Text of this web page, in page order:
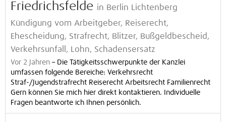
Friedrichsfelde in Berlin Lichtenberg
Kündigung vom Arbeitgeber, Reiserecht,
Ehescheidung, Strafrecht, Blitzer, Bußgeldbescheid,
Verkehrsunfall, Lohn, Schadensersatz
Vor 2 Jahren – Die Tätigkeitsschwerpunkte der Kanzlei
umfassen folgende Bereiche: Verkehrsrecht
Straf-/Jugendstrafrecht Reiserecht Arbeitsrecht Familienrecht
Gern können Sie mich hier direkt kontaktieren. Individuelle
Fragen beantworte ich Ihnen persönlich.